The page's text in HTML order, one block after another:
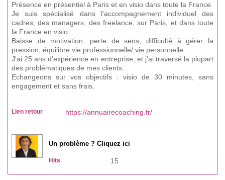
Présence en présentiel à Paris et en visio dans toute la France.
Je suis spécialisé dans l'accompagnement individuel des
cadres, des managers, des freelance, sur Paris, et dans toute
la France en visio.
Baisse de motivation, perte de sens, difficulté à gérer la
pression, équilibre vie professionnelle/ vie personnelle...
J'ai 25 ans d'expérience en entreprise, et j'ai traversé la plupart
des problématiques de mes clients.
Echangeons sur vos objectifs : visio de 30 minutes, sans
engagement et sans frais.
Lien retour https://annuairecoaching.fr/
Un problème ? Cliquez ici
Hits 15